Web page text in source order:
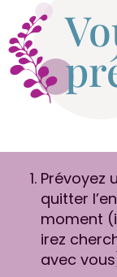
Prévoyez
quitter
moment
irez
avec